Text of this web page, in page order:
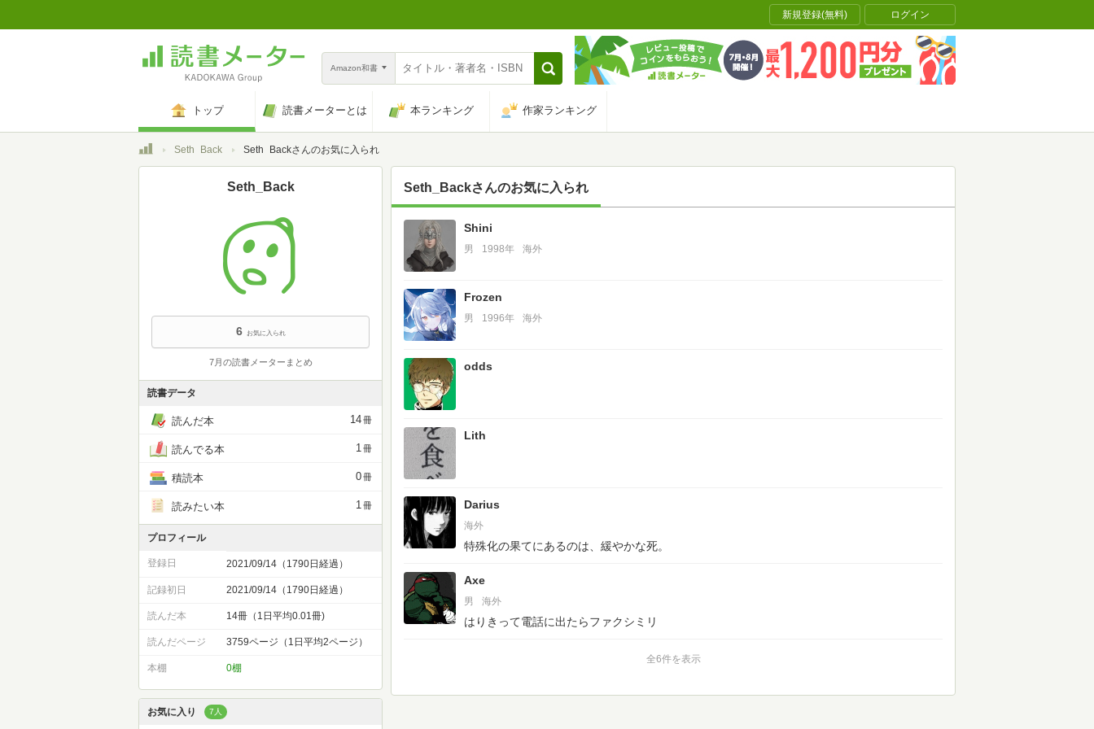
新規登録(無料) ログイン
Amazon和書
トップ 読書メーターとは 本ランキング 作家ランキング
トップSeth_Back Seth_Backさんのお気に入られ
Seth_Backさんのお気に入られ
6 Shini
男 1998年 海外
Frozen
男 1996年 海外
odds
Lith
Darius
海外
特殊化の果てにあるのは、緩やかな死。
Axe
男 海外
はりきって電話に出たらファクシミリ
全6件を表示
Seth_Back
6 お気に入られ
7月の読書メーターまとめ
読書データ
読んだ本 14冊
読んでる本 1冊
積読本 0冊
読みたい本 1冊
プロフィール
登録日 2021/09/14（1790日経過）
記録初日 2021/09/14（1790日経過）
読んだ本 14冊（1日平均0.01冊)
読んだページ 3759ページ（1日平均2ページ）
本棚 0棚
お気に入り 7人